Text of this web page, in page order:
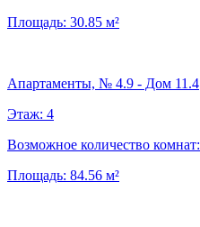
Площадь: 30.85 м²
Апартаменты, № 4.9 - Дом 11.4
Этаж: 4
Возможное количество комнат:
Площадь: 84.56 м²